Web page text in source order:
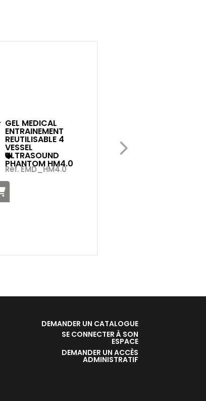
GEL MEDICAL
ENTRAINEMENT
REUTILISABLE 4
VESSEL
ULTRASOUND
PHANTOM HM4.0
Réf. EMD_HM4.0
DEMANDER UN CATALOGUE
SE CONNECTER À SON
ESPACE
DEMANDER UN ACCÈS
ADMINISTRATIF